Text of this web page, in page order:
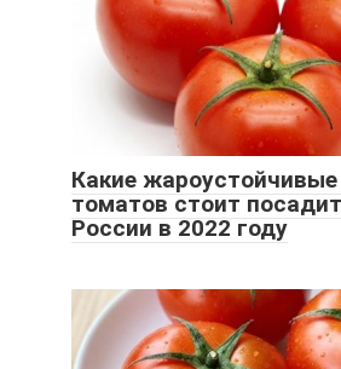
Какие жароустойчивые
томатов стоит
России в 2022 году